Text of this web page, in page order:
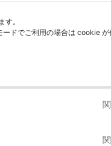
す。
ドでご利用の場合は cookie